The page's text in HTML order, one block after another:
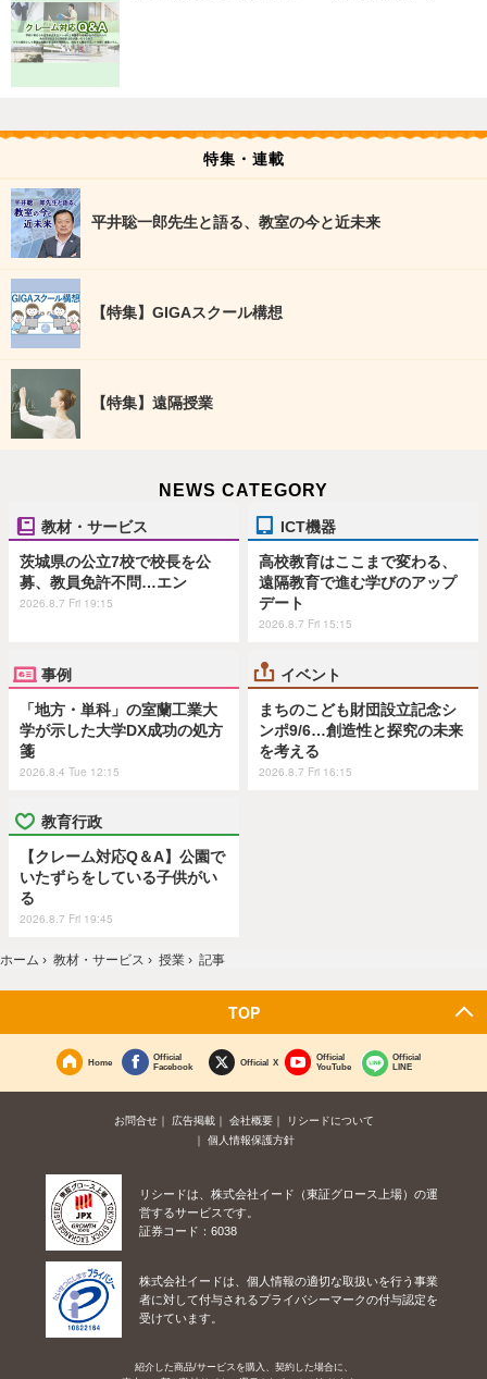
特集・連載
平井聡一郎先生と語る、教室の今と近未来
【特集】GIGAスクール構想
【特集】遠隔授業
NEWS CATEGORY
教材・サービス
茨城県の公立7校で校長を公
募、教員免許不問…エン
2026.8.7 Fri 19:15
ICT機器
高校教育はここまで変わる、
遠隔教育で進む学びのアップ
デート
2026.8.7 Fri 15:15
事例
「地方・単科」の室蘭工業大
学が示した大学DX成功の処方
箋
2026.8.4 Tue 12:15
イベント
まちのこども財団設立記念シ
ンポ9/6…創造性と探究の未来
を考える
2026.8.7 Fri 16:15
教育行政
【クレーム対応Q＆A】公園で
いたずらをしている子供がい
る
2026.8.7 Fri 19:45
ホーム › 教材・サービス › 授業 › 記事
TOP
Home
Official
Facebook
Official X
Official
YouTube
Official
LINE
お問合せ 広告掲載 会社概要
リシードについて
個人情報保護方針
リシードは、株式会社イード（東証グロース上場）の運
営するサービスです。
証券コード：6038
株式会社イードは、個人情報の適切な取扱いを行う事業
者に対して付与されるプライバシーマークの付与認定を
受けています。
紹介した商品/サービスを購入、契約した場合に、